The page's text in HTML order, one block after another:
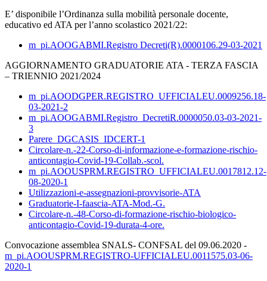
E’ disponibile l’Ordinanza sulla mobilità personale docente,
educativo ed ATA per l’anno scolastico 2021/22:
m_pi.AOOGABMI.Registro Decreti(R).0000106.29-03-2021
AGGIORNAMENTO GRADUATORIE ATA - TERZA FASCIA
– TRIENNIO 2021/2024
m_pi.AOODGPER.REGISTRO_UFFICIALEU.0009256.18-
03-2021-2
m_pi.AOOGABMI.Registro_DecretiR.0000050.03-03-2021-
3
Parere_DGCASIS_IDCERT-1
Circolare-n.-22-Corso-di-informazione-e-formazione-rischio-
anticontagio-Covid-19-Collab.-scol.
m_pi.AOOUSPRM.REGISTRO_UFFICIALEU.0017812.12-
08-2020-1
Utilizzazioni-e-assegnazioni-provvisorie-ATA
Graduatorie-I-faascia-ATA-Mod.-G.
Circolare-n.-48-Corso-di-formazione-rischio-biologico-
anticontagio-Covid-19-durata-4-ore.
Convocazione assemblea SNALS- CONFSAL del 09.06.2020 -
m_pi.AOOUSPRM.REGISTRO-UFFICIALEU.0011575.03-06-
2020-1